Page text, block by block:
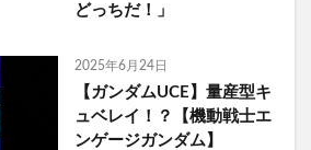
どっちだ！」
2025年6月24日
【ガンダムUCE】量産型キ
ュベレイ！？【機動戦士エ
ンゲージガンダム】